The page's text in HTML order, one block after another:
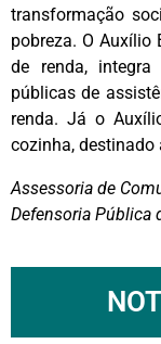
transformação
pobreza. O Auxílio
de renda,
públicas de
renda. Já o
cozinha,
Assessoria de
Defensoria Pública